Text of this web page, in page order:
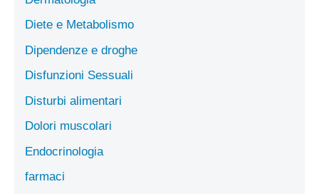
Diete e Metabolismo
Dipendenze e droghe
Disfunzioni Sessuali
Disturbi alimentari
Dolori muscolari
Endocrinologia
farmaci